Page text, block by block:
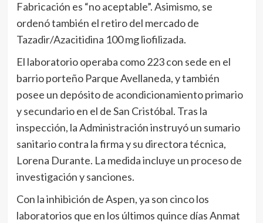
Fabricación es “no aceptable”. Asimismo, se
ordenó también el retiro del mercado de
Tazadir/Azacitidina 100 mg liofilizada.
El laboratorio operaba como 223 con sede en el
barrio porteño Parque Avellaneda, y también
posee un depósito de acondicionamiento primario
y secundario en el de San Cristóbal. Tras la
inspección, la Administración instruyó un sumario
sanitario contra la firma y su directora técnica,
Lorena Durante. La medida incluye un proceso de
investigación y sanciones.
Con la inhibición de Aspen, ya son cinco los
laboratorios que en los últimos quince días Anmat